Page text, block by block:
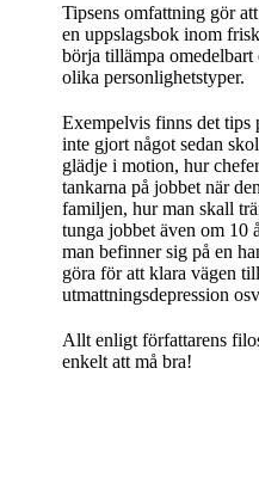
Tipsens omfattning gör
en uppslagsbok inom
börja tillämpa
olika personlighetstyper.
Exempelvis finns det tips
inte gjort något sedan
glädje i motion, hur
tankarna på jobbet när
familjen, hur man skall
tunga jobbet även om 10
man befinner sig på en
göra för att klara vägen
utmattningsdepression
Allt enligt författarens
enkelt att må bra!